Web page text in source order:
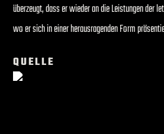
überzeugt, dass er wieder an die Leistungen der
wo er sich in einer herausragenden Form
QUELLE